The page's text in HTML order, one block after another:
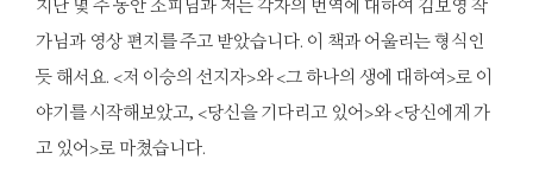
지난 몇 주 동안 소피님과 저는 각자의 번역에 대하여 김보영 작
가님과 영상 편지를 주고 받았습니다. 이 책과 어울리는 형식인
듯 해서요. <저 이승의 선지자>와 <그 하나의 생에 대하여>로 이
야기를 시작해보았고, <당신을 기다리고 있어>와 <당신에게 가
고 있어>로 마쳤습니다.